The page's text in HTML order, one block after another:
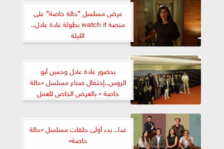
عرض مسلسل ”حالة خاصة” على
منصة watch it بطولة غادة عادل..
الليلة
بحضور غادة عادل وحسن أبو
الروس..إحتفال صناع مسلسل «حالة
خاصة » بالعرض الخاص للعمل
غدا.. بدء أولى حلقات مسلسل «حالة
خاصة»